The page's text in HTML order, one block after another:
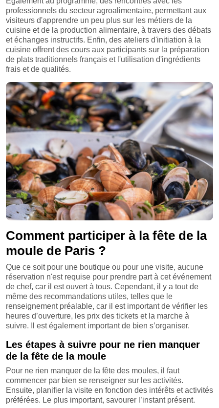
professionnels du secteur agroalimentaire, permettant aux
visiteurs d'apprendre un peu plus sur les métiers de la
cuisine et de la production alimentaire, à travers des débats
et échanges instructifs. Enfin, des ateliers d'initiation à la
cuisine offrent des cours aux participants sur la préparation
de plats traditionnels français et l'utilisation d'ingrédients
frais et de qualités.
Comment participer à la fête de la
moule de Paris ?
Que ce soit pour une boutique ou pour une visite, aucune
réservation n'est requise pour prendre part à cet événement
de chef, car il est ouvert à tous. Cependant, il y a tout de
même des recommandations utiles, telles que le
renseignement préalable, car il est important de vérifier les
heures d’ouverture, les prix des tickets et la marche à
suivre. Il est également important de bien s’organiser.
Les étapes à suivre pour ne rien manquer
de la fête de la moule
Pour ne rien manquer de la fête des moules, il faut
commencer par bien se renseigner sur les activités.
Ensuite, planifier la visite en fonction des intérêts et activités
préférées. Le plus important, savourer l’instant présent.